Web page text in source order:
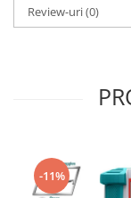
Review-uri(0)
-11%